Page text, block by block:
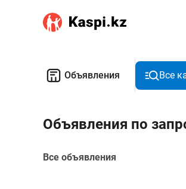
Объявления Все
Объявления по
Все объявления